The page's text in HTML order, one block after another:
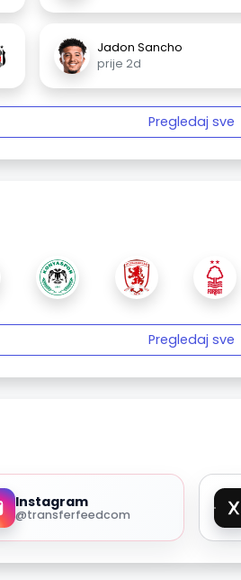
Jadon Sancho
prije 2d
Pregledaj sve
Pregledaj sve
Instagram
@transferfeedcom